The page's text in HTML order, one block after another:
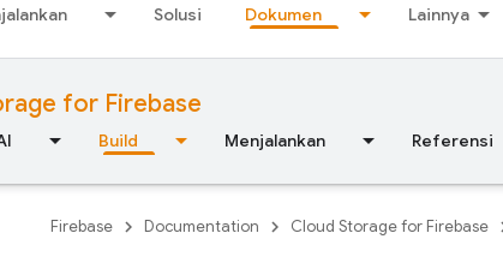
Solusi Dokumen Lainnya
for Firebase
Build Menjalankan Referensi
Firebase Documentation Cloud Storage for Firebase